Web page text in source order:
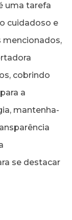
uma tarefa
cuidadoso e
mencionados,
cobrindo
a
mantenha-
se destacar